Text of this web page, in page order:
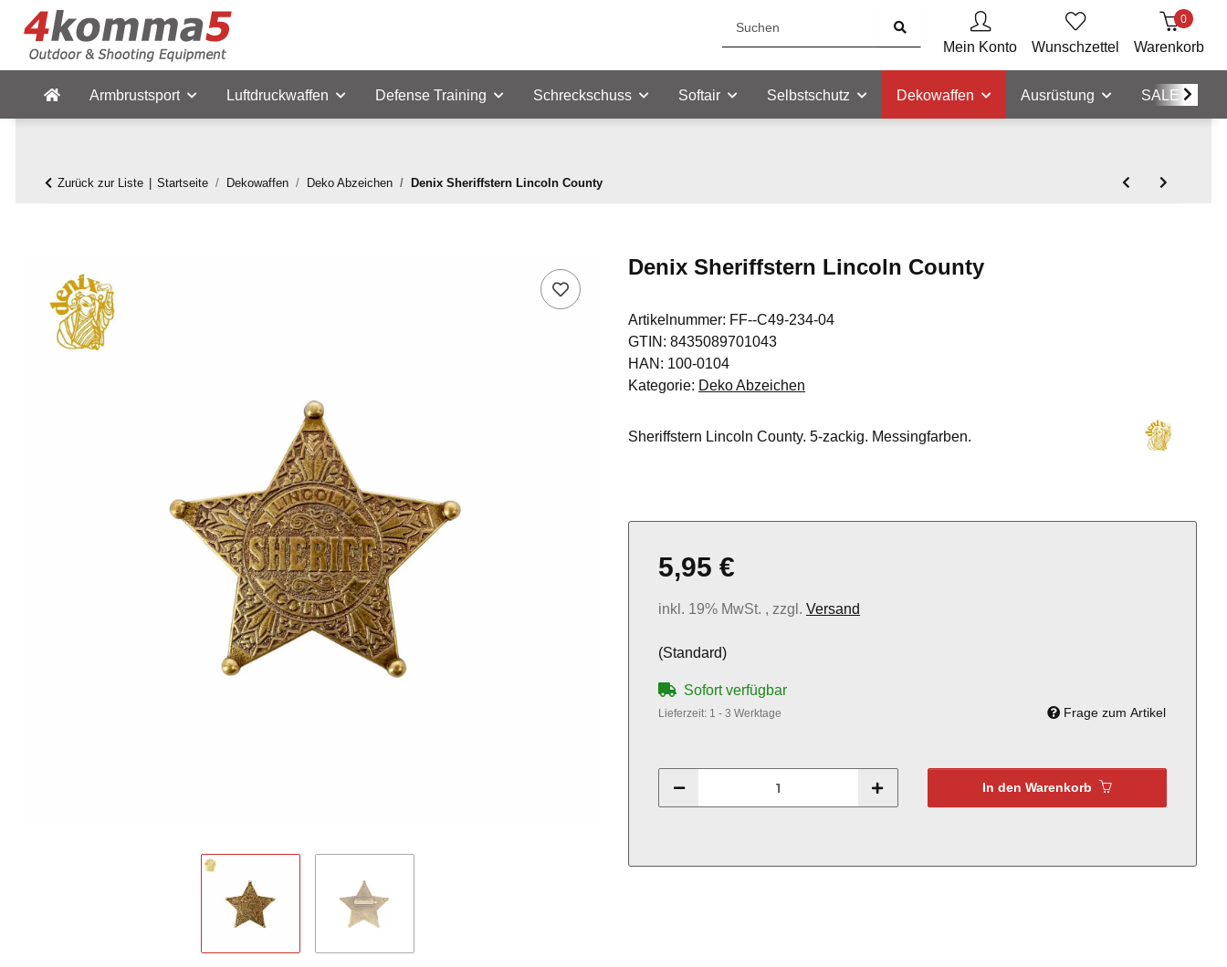
Mein Konto Wunschzettel
0
Warenkorb
Armbrustsport Luftdruckwaffen Defense Training Schreckschuss Softair Selbstschutz Dekowaffen Ausrüstung SALE
Zurück zur Liste Startseite Dekowaffen Deko Abzeichen Denix Sheriffstern Lincoln County
Denix Sheriffstern Lincoln County
Artikelnummer: FF--C49-234-04
GTIN: 8435089701043
HAN: 100-0104
Kategorie: Deko Abzeichen
Sheriffstern Lincoln County. 5-zackig. Messingfarben.
5,95 €
inkl. 19% MwSt. , zzgl. Versand
(Standard)
Sofort verfügbar
Lieferzeit: 1 - 3 Werktage Frage zum Artikel
In den Warenkorb